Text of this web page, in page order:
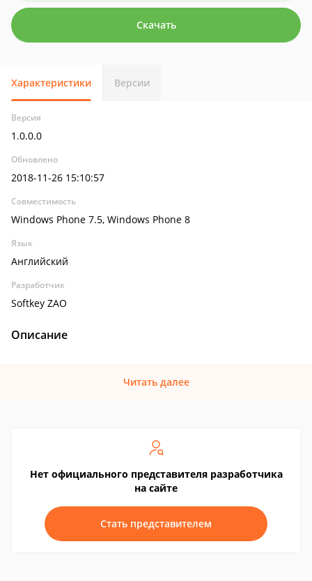
Скачать
Характеристики Версии
Версия
1.0.0.0
Обновлено
2018-11-26 15:10:57
Совместимость
Windows Phone 7.5, Windows Phone 8
Язык
Английский
Разработчик
Softkey ZAO
Описание
Читать далее
Нет официального представителя разработчика
на сайте
Стать представителем